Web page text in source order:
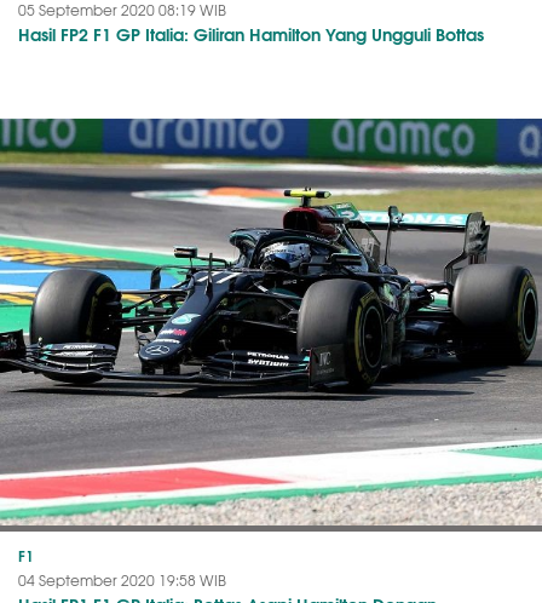
05 September 2020 08:19 WIB
Hasil FP2 F1 GP Italia: Giliran Hamilton Yang Ungguli Bottas
F1
04 September 2020 19:58 WIB